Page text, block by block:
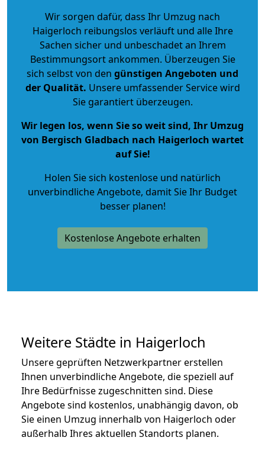
Wir sorgen dafür, dass Ihr Umzug nach
Haigerloch reibungslos verläuft und alle Ihre
Sachen sicher und unbeschadet an Ihrem
Bestimmungsort ankommen. Überzeugen Sie
sich selbst von den günstigen Angeboten und
der Qualität. Unsere umfassender Service wird
Sie garantiert überzeugen.
Wir legen los, wenn Sie so weit sind, Ihr Umzug
von Bergisch Gladbach nach Haigerloch wartet
auf Sie!
Holen Sie sich kostenlose und natürlich
unverbindliche Angebote, damit Sie Ihr Budget
besser planen!
Kostenlose Angebote erhalten
Weitere Städte in Haigerloch
Unsere geprüften Netzwerkpartner erstellen
Ihnen unverbindliche Angebote, die speziell auf
Ihre Bedürfnisse zugeschnitten sind. Diese
Angebote sind kostenlos, unabhängig davon, ob
Sie einen Umzug innerhalb von Haigerloch oder
außerhalb Ihres aktuellen Standorts planen.